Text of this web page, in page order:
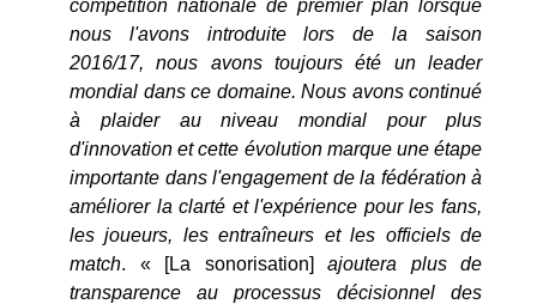
compétition nationale de premier plan lorsque
nous l'avons introduite lors de la saison
2016/17, nous avons toujours été un leader
mondial dans ce domaine. Nous avons continué
à plaider au niveau mondial pour plus
d'innovation et cette évolution marque une étape
importante dans l'engagement de la fédération à
améliorer la clarté et l'expérience pour les fans,
les joueurs, les entraîneurs et les officiels de
match. « [La sonorisation] ajoutera plus de
transparence au processus décisionnel des